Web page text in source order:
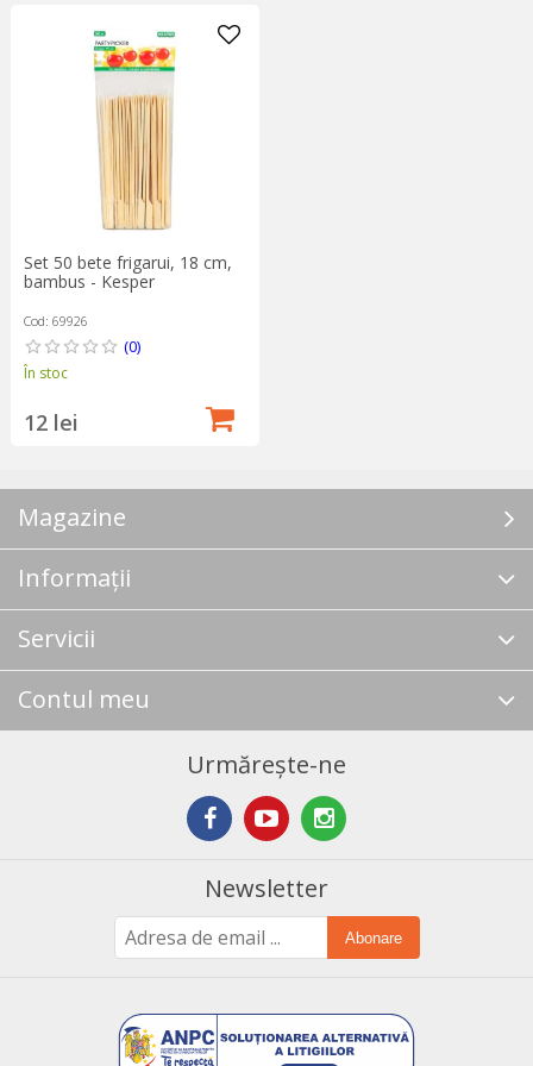
Set 50 bete frigarui, 18 cm,
bambus - Kesper
Cod: 69926
(0)
În stoc
12 lei
Magazine
Informații
Servicii
Contul meu
Urmărește-ne
Newsletter
Abonare